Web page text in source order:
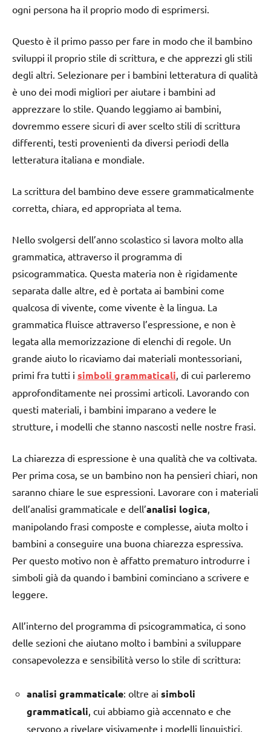
ogni persona ha il proprio modo di esprimersi.
Questo è il primo passo per fare in modo che il bambino
sviluppi il proprio stile di scrittura, e che apprezzi gli stili
degli altri. Selezionare per i bambini letteratura di qualità
è uno dei modi migliori per aiutare i bambini ad
apprezzare lo stile. Quando leggiamo ai bambini,
dovremmo essere sicuri di aver scelto stili di scrittura
differenti, testi provenienti da diversi periodi della
letteratura italiana e mondiale.
La scrittura del bambino deve essere grammaticalmente
corretta, chiara, ed appropriata al tema.
Nello svolgersi dell’anno scolastico si lavora molto alla
grammatica, attraverso il programma di
psicogrammatica. Questa materia non è rigidamente
separata dalle altre, ed è portata ai bambini come
qualcosa di vivente, come vivente è la lingua. La
grammatica fluisce attraverso l’espressione, e non è
legata alla memorizzazione di elenchi di regole. Un
grande aiuto lo ricaviamo dai materiali montessoriani,
primi fra tutti i simboli grammaticali , di cui parleremo
approfonditamente nei prossimi articoli. Lavorando con
questi materiali, i bambini imparano a vedere le
strutture, i modelli che stanno nascosti nelle nostre frasi.
La chiarezza di espressione è una qualità che va coltivata.
Per prima cosa, se un bambino non ha pensieri chiari, non
saranno chiare le sue espressioni. Lavorare con i materiali
dell’analisi grammaticale e dell’analisi logica
manipolando frasi composte e complesse, aiuta molto i
bambini a conseguire una buona chiarezza espressiva.
Per questo motivo non è affatto prematuro introdurre i
simboli già da quando i bambini cominciano a scrivere e
leggere.
All’interno del programma di psicogrammatica, ci sono
delle sezioni che aiutano molto i bambini a sviluppare
consapevolezza e sensibilità verso lo stile di scrittura:
analisi grammaticale: oltre ai simboli
grammaticali , cui abbiamo già accennato e che
servono a rivelare visivamente i modelli linguistici,